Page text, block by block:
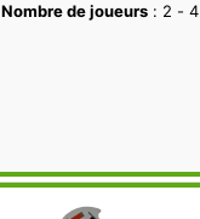
Nombre de joueurs: 2 - 4